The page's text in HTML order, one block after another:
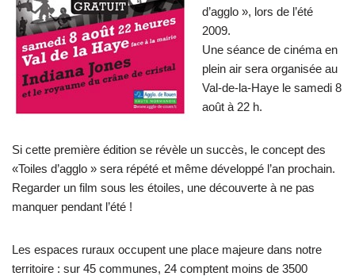
d’agglo », lors de l’été
2009.
Une séance de cinéma en
plein air sera organisée au
Val-de-la-Haye le samedi 8
août à 22 h.
Si cette première édition se révèle un succès, le concept des
«Toiles d’agglo » sera répété et même développé l’an prochain.
Regarder un film sous les étoiles, une découverte à ne pas
manquer pendant l’été !
Les espaces ruraux occupent une place majeure dans notre
territoire : sur 45 communes, 24 comptent moins de 3500